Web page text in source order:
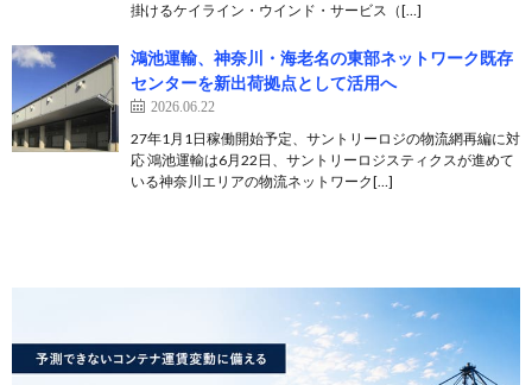
掛けるケイライン・ウインド・サービス（[…]
鴻池運輸、神奈川・海老名の東部ネットワーク既存
センターを新出荷拠点として活用へ
2026.06.22
27年1月1日稼働開始予定、サントリーロジの物流網再編に対
応 鴻池運輸は6月22日、サントリーロジスティクスが進めて
いる神奈川エリアの物流ネットワーク[…]